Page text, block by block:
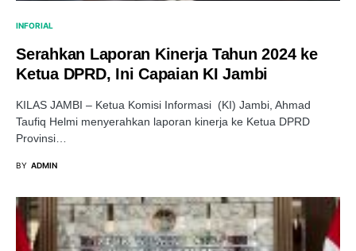
INFORIAL
Serahkan Laporan Kinerja Tahun 2024 ke
Ketua DPRD, Ini Capaian KI Jambi
KILAS JAMBI – Ketua Komisi Informasi (KI) Jambi, Ahmad
Taufiq Helmi menyerahkan laporan kinerja ke Ketua DPRD
Provinsi…
BY ADMIN